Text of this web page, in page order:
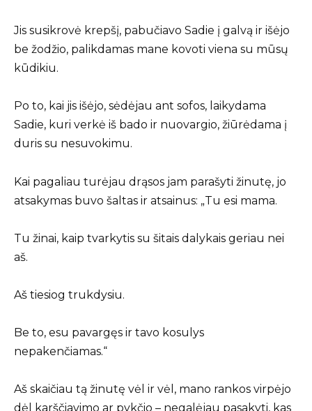
Jis susikrovė krepšį, pabučiavo Sadie į galvą ir išėjo
be žodžio, palikdamas mane kovoti viena su mūsų
kūdikiu.
Po to, kai jis išėjo, sėdėjau ant sofos, laikydama
Sadie, kuri verkė iš bado ir nuovargio, žiūrėdama į
duris su nesuvokimu.
Kai pagaliau turėjau drąsos jam parašyti žinutę, jo
atsakymas buvo šaltas ir atsainus: „Tu esi mama.
Tu žinai, kaip tvarkytis su šitais dalykais geriau nei
aš.
Aš tiesiog trukdysiu.
Be to, esu pavargęs ir tavo kosulys
nepakenčiamas.“
Aš skaičiau tą žinutę vėl ir vėl, mano rankos virpėjo
dėl karščiavimo ar pykčio – negalėjau pasakyti, kas